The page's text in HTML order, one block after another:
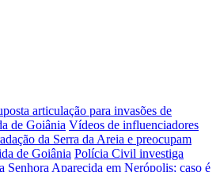
articulação para invasões de
de Goiânia Vídeos de influenciadores
da Serra da Areia e preocupam
de Goiânia Polícia Civil investiga
Senhora Aparecida em Nerópolis; caso é